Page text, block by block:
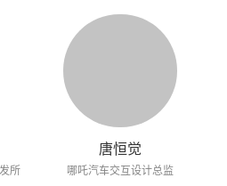
所
唐恒觉
哪吒汽车交互设计总监